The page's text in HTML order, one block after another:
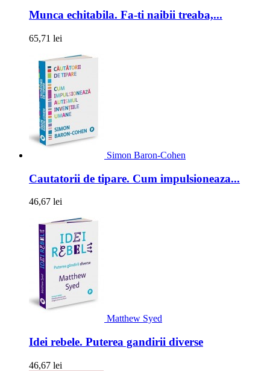
Munca echitabila. Fa-ti naibii treaba,...
65,71 lei
Simon Baron-Cohen
Cautatorii de tipare. Cum impulsioneaza...
46,67 lei
Matthew Syed
Idei rebele. Puterea gandirii diverse
46,67 lei